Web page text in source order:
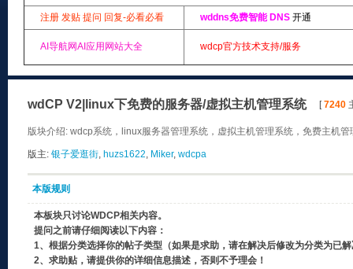
注册 发贴 提问 回复-必看必看 wddns免费智能 DNS 开通
AI导航网AI应用网站大全 wdcp官方技术支持/服务
wdCP V2|linux下免费的服务器/虚拟主机管理系统 [7240
版块介绍: wdcp系统，linux服务器管理系统，虚拟主机管理系统，免费主机
版主: 银子爱逛街, huzs1622, Miker, wdcpa
本版规则
本板块只讨论WDCP相关内容。
提问之前请仔细阅读以下内容：
1、根据分类选择你的帖子类型（如果是求助，请在解决后修改为分类为已
2、求助贴，请提供你的详细信息描述，否则不予理会！